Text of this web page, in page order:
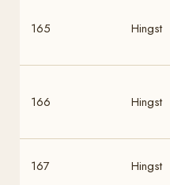
165 Hingst
166 Hingst
167 Hingst